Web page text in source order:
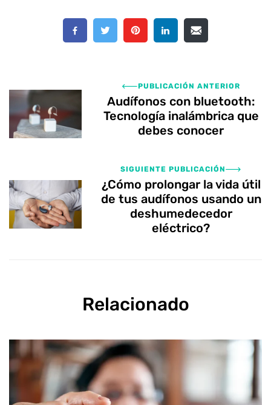
PUBLICACIÓN ANTERIOR
Audífonos con bluetooth:
Tecnología inalámbrica que
debes conocer
SIGUIENTE PUBLICACIÓN
¿Cómo prolongar la vida útil
de tus audífonos usando un
deshumedecedor
eléctrico?
Relacionado